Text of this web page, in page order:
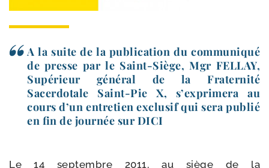
A la suite de la publi­ca­tion du com­mu­ni­qué
de presse par le Saint-​Siège, Mgr FELLAY,
Supérieur géné­ral de la Fraternité
Sacerdotale Saint-​Pie X, s’exprimera au
cours d’un entre­tien exclu­sif qui sera publié
en fin de jour­née surDICI
Le 14 sep­tembre 2011, au siège de la